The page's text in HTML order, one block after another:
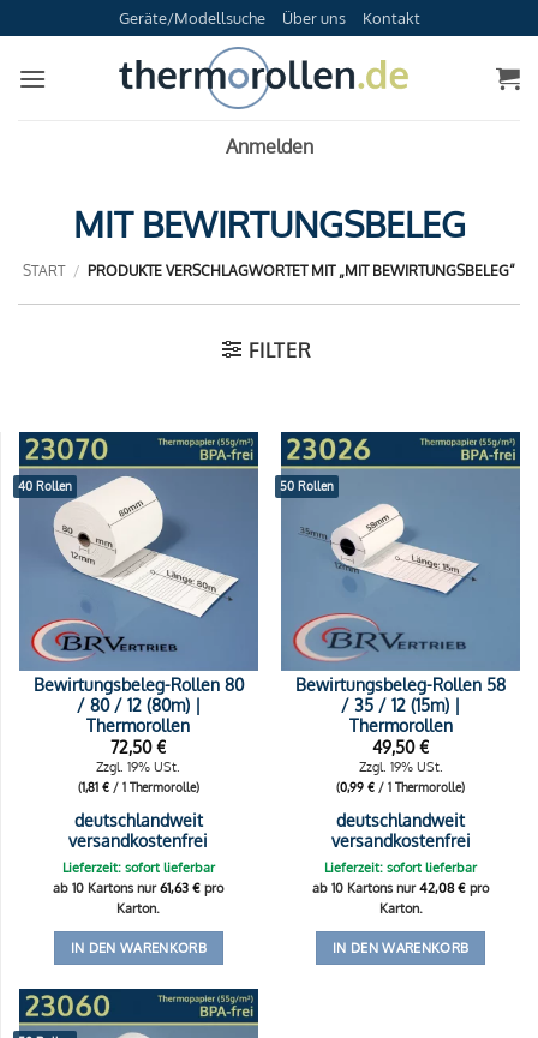
Inhalt
springen
Geräte/Modellsuche Über uns Kontakt
Anmelden
MIT BEWIRTUNGSBELEG
START / PRODUKTE VERSCHLAGWORTET MIT „MIT BEWIRTUNGSBELEG“
FILTER
40 Rollen
Bewirtungsbeleg-Rollen 80
/ 80 / 12 (80m) |
Thermorollen
72,50€
Zzgl. 19% USt.
(1,81 €/ 1 Thermorolle)
deutschlandweit
versandkostenfrei
Lieferzeit: sofort lieferbar
ab 10 Kartons nur61,63€ pro
Karton.
IN DEN WARENKORB
50 Rollen
Bewirtungsbeleg-Rollen 58
/ 35 / 12 (15m) |
Thermorollen
49,50€
Zzgl. 19% USt.
(0,99€ / 1 Thermorolle)
deutschlandweit
versandkostenfrei
Lieferzeit: sofort lieferbar
ab 10 Kartons nur42,08€ pro
Karton.
IN DEN WARENKORB